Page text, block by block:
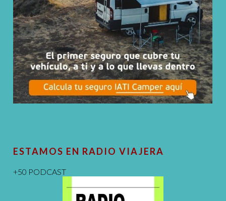
ESTAMOS EN RADIO VIAJERA
+50 PODCAST